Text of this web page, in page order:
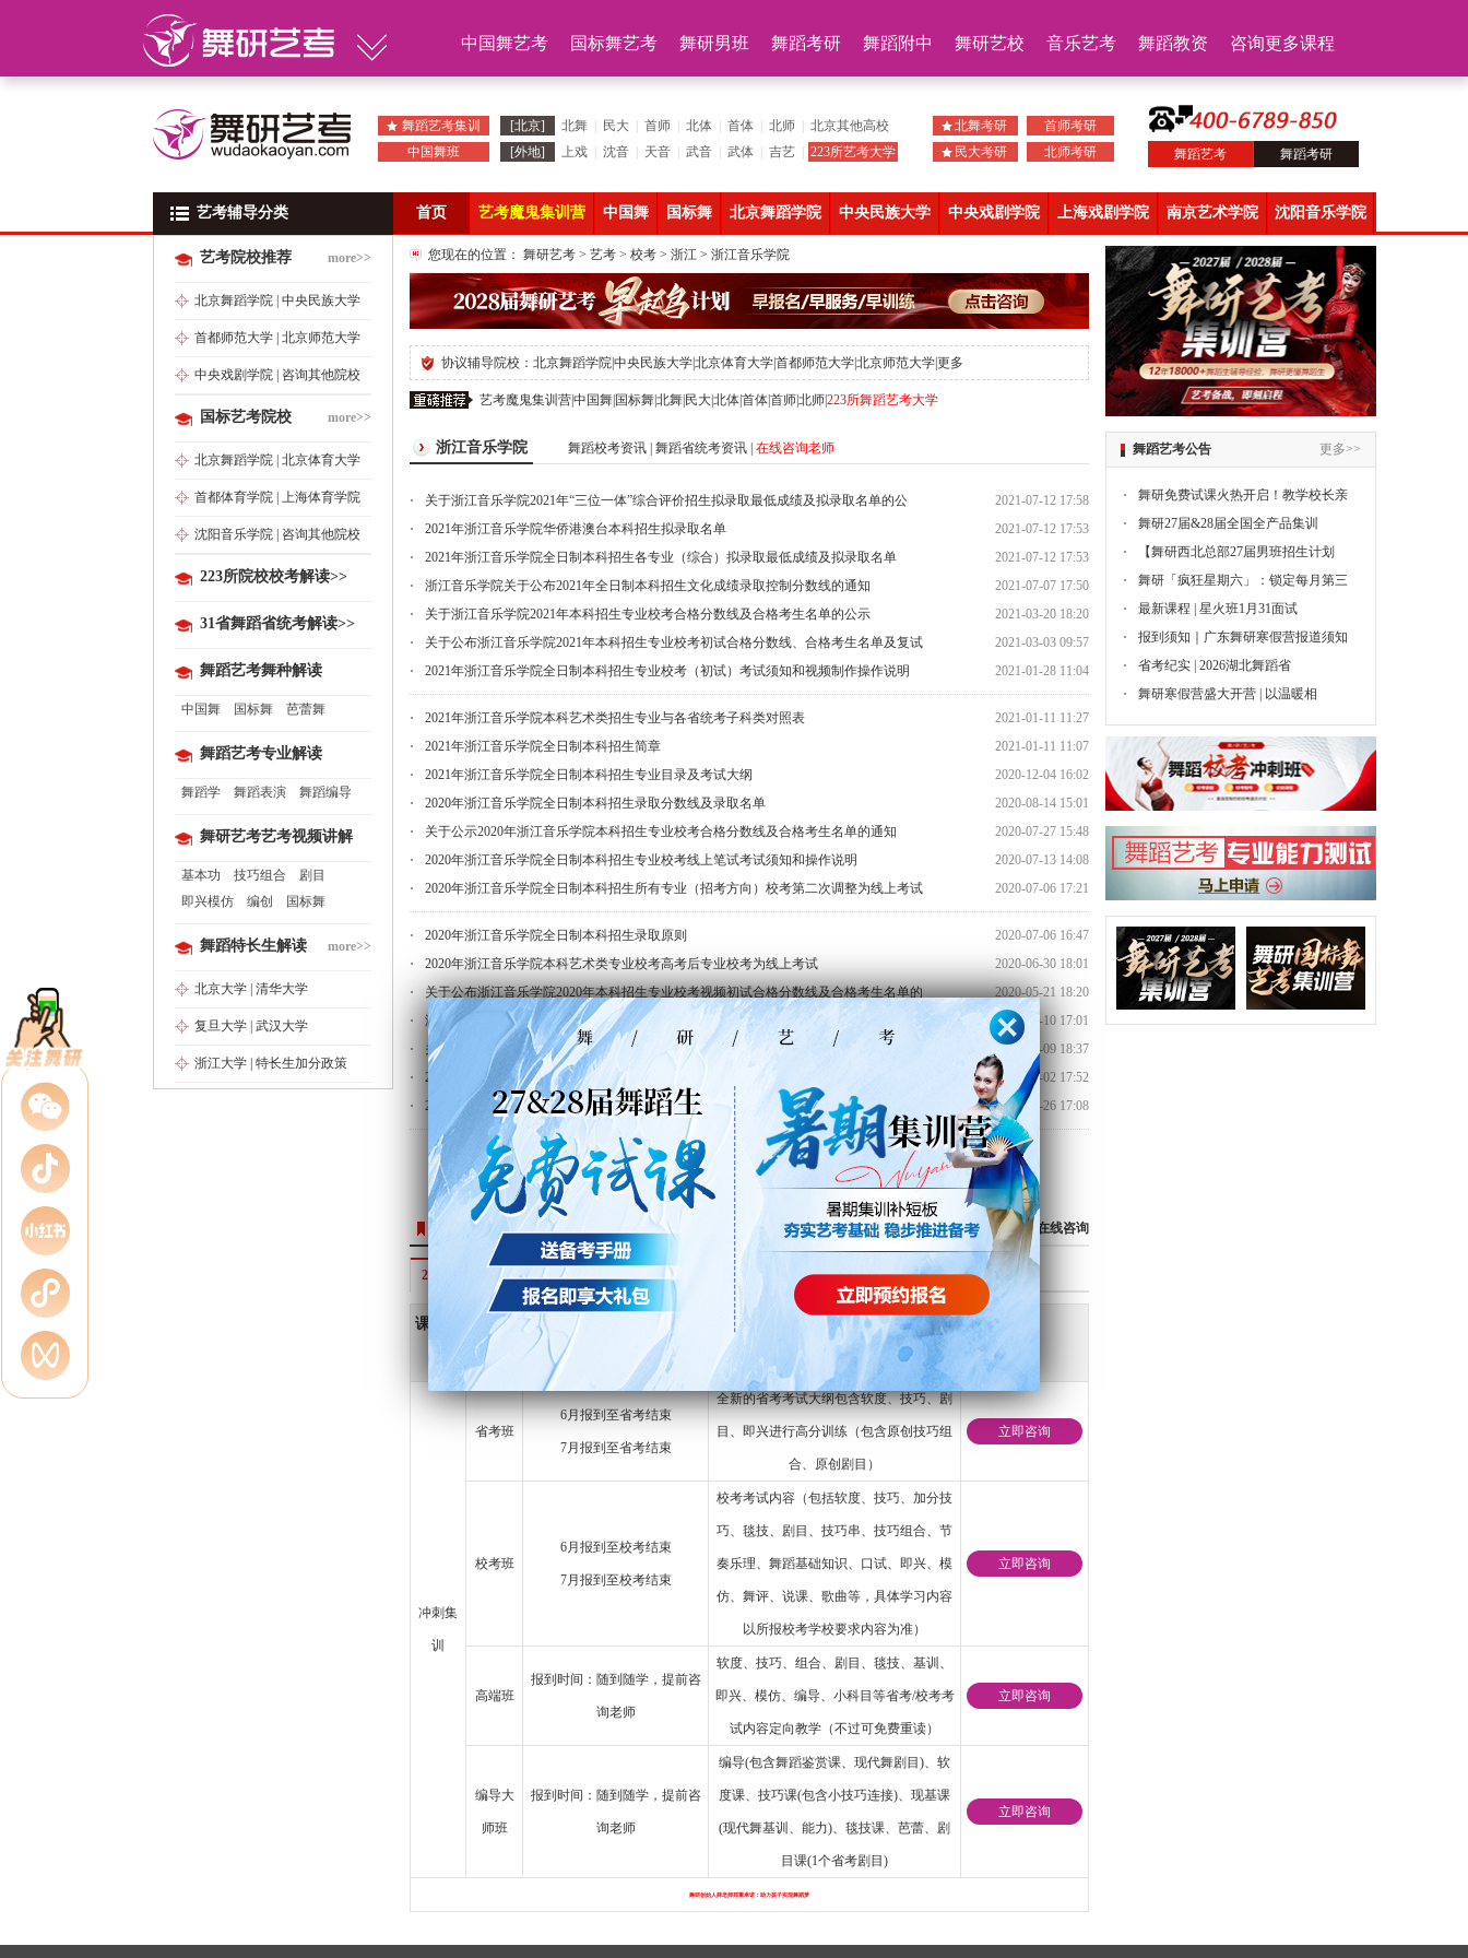
中国舞艺考 国标舞艺考 舞研男班 舞蹈考研 舞蹈附中 舞研艺校 音乐艺考 舞蹈教资 咨询更多课程
舞蹈艺考集训 [北京] 北舞 民大 首师 北体 首体 北师 北京其他高校 北舞考研
首师考研
中国舞班
[外地] 上戏 沈音 天音 武音 武体 吉艺 223所艺考大学 民大考研 北师考研 舞蹈艺考 舞蹈考研
艺考辅导分类 首页 艺考魔鬼集训营 中国舞 国标舞 北京舞蹈学院 中央民族大学 中央戏剧学院 上海戏剧学院 南京艺术学院 沈阳音乐学院
艺考辅导分类
艺考院校推荐 more>>
北京舞蹈学院 中央民族大学
首都师范大学 北京师范大学
中央戏剧学院 咨询其他院校
国标艺考院校 more>>
北京舞蹈学院 北京体育大学
首都体育学院 上海体育学院
沈阳音乐学院 咨询其他院校
223所院校校考解读>>
31省舞蹈省统考解读>>
舞蹈艺考舞种解读
中国舞 国标舞 芭蕾舞
舞蹈艺考专业解读
舞蹈学 舞蹈表演 舞蹈编导
舞研艺考艺考视频讲解
基本功 技巧组合
剧目
即兴模仿
编创 国标舞
舞蹈特长生解读 more>>
北京大学 清华大学
复旦大学 武汉大学
浙江大学 特长生加分政策
您现在的位置： 舞研艺考 > 艺考 > 校考 > 浙江 > 浙江音乐学院
协议辅导院校： 北京舞蹈学院中央民族大学北京体育大学首都师范大学北京师范大学更多
艺考魔鬼集训营中国舞 国标舞北舞 民大北体首体首师北师223所舞蹈艺考大学
浙江音乐学院 舞蹈校考资讯 舞蹈省统考资讯 在线咨询老师
关于浙江音乐学院2021年“三位一体”综合评价招生拟录取最低成绩及拟录取名单的公
2021-07-12 17:58
2021年浙江音乐学院华侨港澳台本科招生拟录取名单
2021-07-12 17:53
2021年浙江音乐学院全日制本科招生各专业（综合）拟录取最低成绩及拟录取名单
2021-07-12 17:53
浙江音乐学院关于公布2021年全日制本科招生文化成绩录取控制分数线的通知
2021-07-07 17:50
关于浙江音乐学院2021年本科招生专业校考合格分数线及合格考生名单的公示
2021-03-20 18:20
关于公布浙江音乐学院2021年本科招生专业校考初试合格分数线、合格考生名单及复试
2021-03-03 09:57
2021年浙江音乐学院全日制本科招生专业校考（初试）考试须知和视频制作操作说明
2021-01-28 11:04
2021年浙江音乐学院本科艺术类招生专业与各省统考子科类对照表
2021-01-11 11:27
2021年浙江音乐学院全日制本科招生简章
2021-01-11 11:07
2021年浙江音乐学院全日制本科招生专业目录及考试大纲
2020-12-04 16:02
2020年浙江音乐学院全日制本科招生录取分数线及录取名单
2020-08-14 15:01
关于公示2020年浙江音乐学院本科招生专业校考合格分数线及合格考生名单的通知
2020-07-27 15:48
2020年浙江音乐学院全日制本科招生专业校考线上笔试考试须知和操作说明
2020-07-13 14:08
2020年浙江音乐学院全日制本科招生所有专业（招考方向）校考第二次调整为线上考试
2020-07-06 17:21
2020年浙江音乐学院全日制本科招生录取原则
2020-07-06 16:47
2020年浙江音乐学院本科艺术类专业校考高考后专业校考为线上考试
2020-06-30 18:01
关于公布浙江音乐学院2020年本科招生专业校考视频初试合格分数线及合格考生名单的
2020-05-21 18:20
浙江音乐学院调整2020年全日制本科招生专业校考有关事项考生常见问题解答
2020-04-10 17:01
关于调整2020年浙江音乐学院全日制本科招生专业校考有关事项的通知
2020-04-09 18:37
2020年浙江音乐学院全日制本科招生简章
2020-01-02 17:52
2020年浙江音乐学院全日制本科招生专业目录及考试大纲
2019-11-26 17:08
< 1 2
来舞研，省考校考双辅导 在线咨询
400-6789-850
27届舞蹈生课程 28届舞蹈生课程 29届舞蹈生课程
课程类
型
班型 上课内容
冲刺集
训
省考班
6月报到至省考结束
7月报到至省考结束
全新的省考考试大纲包含软度、技巧、剧
目、即兴进行高分训练（包含原创技巧组
合、原创剧目）
立即咨询
校考班
6月报到至校考结束
7月报到至校考结束
校考考试内容（包括软度、技巧、加分技
巧、毯技、剧目、技巧串、技巧组合、节
奏乐理、舞蹈基础知识、口试、即兴、模
仿、舞评、说课、歌曲等，具体学习内容
以所报校考学校要求内容为准）
立即咨询
高端班
报到时间：随到随学，提前咨
询老师
软度、技巧、组合、剧目、毯技、基训、
即兴、模仿、编导、小科目等省考/校考考
试内容定向教学（不过可免费重读）
立即咨询
编导大
师班
报到时间：随到随学，提前咨
询老师
编导(包含舞蹈鉴赏课、现代舞剧目)、软
度课、技巧课(包含小技巧连接)、现基课
(现代舞基训、能力)、毯技课、芭蕾、剧
目课(1个省考剧目)
立即咨询
舞研创始人薛老师郑重承诺：助力孩子实现舞蹈梦
舞蹈艺考公告 更多>>
舞研免费试课火热开启！教学校长亲
舞研27届&28届全国全产品集训
【舞研西北总部27届男班招生计划
舞研「疯狂星期六」：锁定每月第三
最新课程 | 星火班1月31面试
报到须知｜广东舞研寒假营报道须知
省考纪实 | 2026湖北舞蹈省
舞研寒假营盛大开营 | 以温暖相